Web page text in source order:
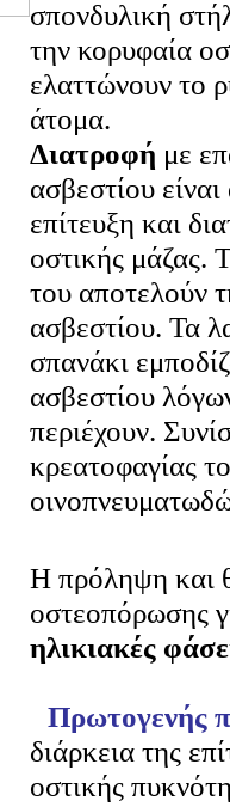
σπονδυλική
την κορυφαία
ελαττώνουν το
άτομα.
Διατροφή με
ασβεστίου
επίτευξη και
οστικής μάζας.
του αποτελούν
ασβεστίου. Τα
σπανάκι
ασβεστίου
περιέχουν.
κρεατοφαγίας
Η πρόληψη και
οστεοπόρωσης
ηλικιακές
Πρωτογενής
διάρκεια της
οστικής